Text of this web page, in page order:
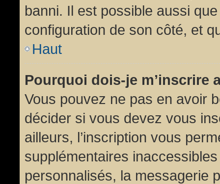
banni. Il est possible aussi
configuration de son côté, et
Haut
Pourquoi dois-je m’inscrire
Vous pouvez ne pas en avoir
décider si vous devez vous
ailleurs, l’inscription vous
supplémentaires
personnalisés, la messagerie